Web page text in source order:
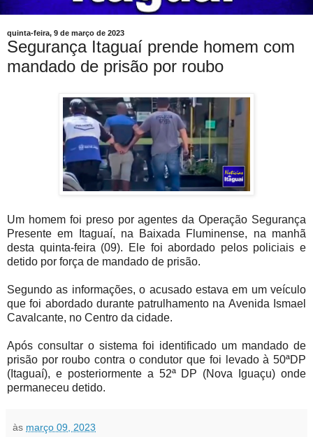
quinta-feira, 9 de março de 2023
Segurança Itaguaí prende homem com
mandado de prisão por roubo
Um homem foi preso por agentes da Operação Segurança
Presente em Itaguaí, na Baixada Fluminense, na manhã
desta quinta-feira (09). Ele foi abordado pelos policiais e
detido por força de mandado de prisão.
Segundo as informações, o acusado estava em um veículo
que foi abordado durante patrulhamento na Avenida Ismael
Cavalcante, no Centro da cidade.
Após consultar o sistema foi identificado um mandado de
prisão por roubo contra o condutor que foi levado à 50ªDP
(Itaguaí), e posteriormente a 52ª DP (Nova Iguaçu) onde
permaneceu detido.
às março 09, 2023